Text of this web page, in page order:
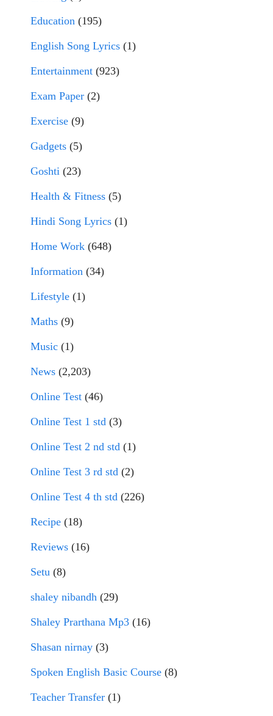
Education (195)
English Song Lyrics (1)
Entertainment (923)
Exam Paper (2)
Exercise (9)
Gadgets (5)
Goshti (23)
Health & Fitness (5)
Hindi Song Lyrics (1)
Home Work (648)
Information (34)
Lifestyle (1)
Maths (9)
Music (1)
News (2,203)
Online Test (46)
Online Test 1 std (3)
Online Test 2 nd std (1)
Online Test 3 rd std (2)
Online Test 4 th std (226)
Recipe (18)
Reviews (16)
Setu (8)
shaley nibandh (29)
Shaley Prarthana Mp3 (16)
Shasan nirnay (3)
Spoken English Basic Course (8)
Teacher Transfer (1)